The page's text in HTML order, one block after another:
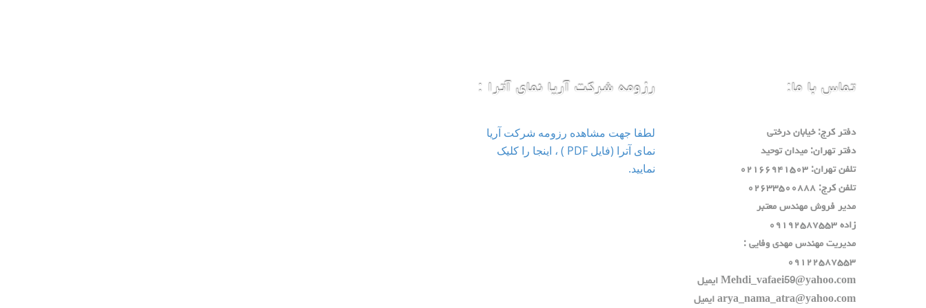
تماس با ما:
دفتر كرج: خيابان درختي
دفتر تهران: ميدان توحيد
تلفن تهران: ٠٢١٦٦٩٤١٥٠٣
تلفن كرج: ٠٢٦٣٣٥٠٠٨٨٨
مدير فروش مهندس معتبر
زاده ٠٩١٩٢٥٨٧٥٥٣
مديريت مهندس مهدي وفايي :
٠٩١٢٢٥٨٧٥٥٣
Mehdi_vafaei59@yahoo.com ايميل
arya_nama_atra@yahoo.com ايميل
رزومه شرکت آریا نمای آترا :
لطفا جهت مشاهده رزومه شرکت آریا
نمای آترا (فایل PDF ) ، اینجا را کلیک
نمایید.